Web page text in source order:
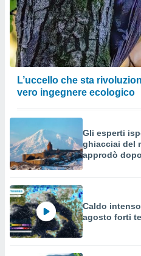
L’uccello che sta
vero ingegnere ecologico
Gli esperti
ghiacciai del
approdò
Caldo
agosto forti